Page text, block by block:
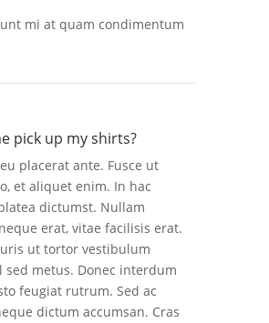
mi at quam condimentum
pick up my shirts?
placerat ante. Fusce ut
et aliquet enim. In hac
dictumst. Nullam
erat, vitae facilisis erat.
ut tortor vestibulum
sed metus. Donec interdum
feugiat rutrum. Sed ac
dictum accumsan. Cras